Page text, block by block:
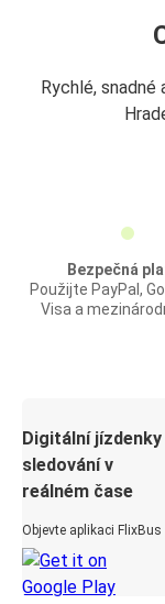
Rychlé,
Bezpečná
Použijte PayPal,
Visa a
Digitální jízdenky
sledování v
reálném čase
Objevte aplikaci FlixBus